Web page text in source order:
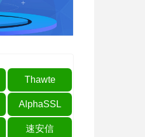
Thawte
AlphaSSL
速安信